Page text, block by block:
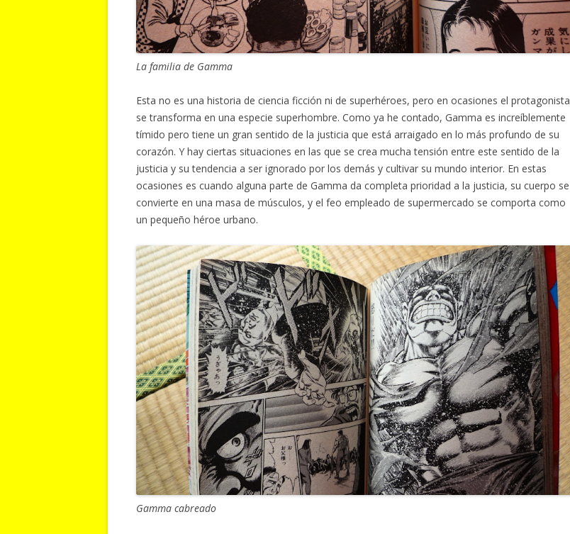
La familia de Gamma
Esta no es una historia de ciencia ficción ni de superhéroes, pero en ocasiones el protagonista
se transforma en una especie superhombre. Como ya he contado, Gamma es increíblemente
tímido pero tiene un gran sentido de la justicia que está arraigado en lo más profundo de su
corazón. Y hay ciertas situaciones en las que se crea mucha tensión entre este sentido de la
justicia y su tendencia a ser ignorado por los demás y cultivar su mundo interior. En estas
ocasiones es cuando alguna parte de Gamma da completa prioridad a la justicia, su cuerpo se
convierte en una masa de músculos, y el feo empleado de supermercado se comporta como
un pequeño héroe urbano.
Gamma cabreado